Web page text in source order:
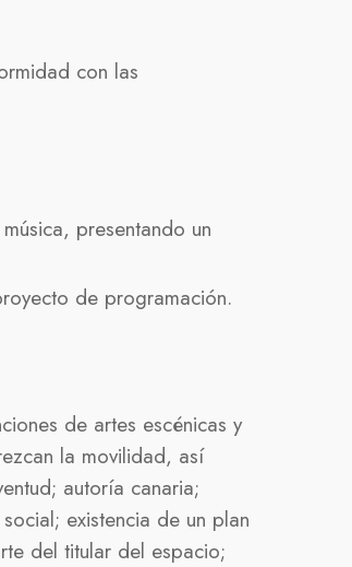
con las
presentando un
de programación.
de artes escénicas y
la movilidad, así
autoría canaria;
existencia de un plan
del titular del espacio;